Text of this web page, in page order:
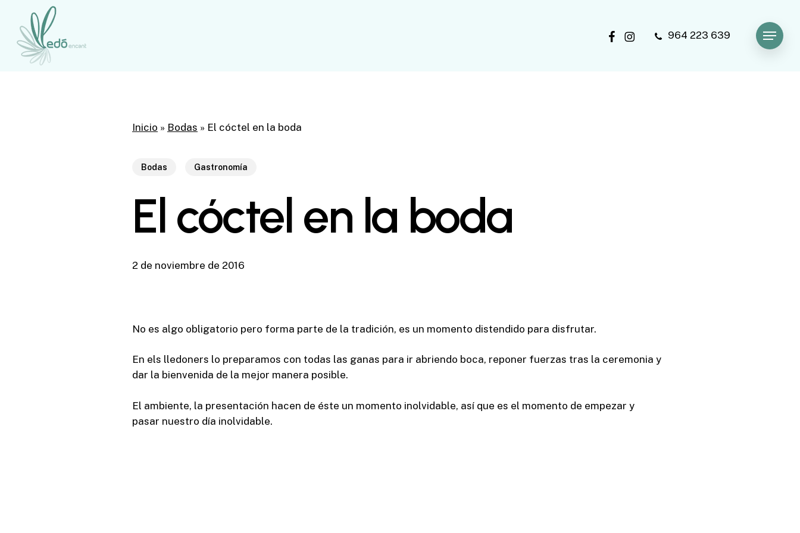
main
content
facebookinstagram 964 223 639 Menu
Inicio » Bodas » El cóctel en la boda
Bodas Gastronomía
El cóctel en la boda
2 de noviembre de 2016
No es algo obligatorio pero forma parte de la tradición, es un momento distendido para disfrutar.
En els lledoners lo preparamos con todas las ganas para ir abriendo boca, reponer fuerzas tras la ceremonia y
dar la bienvenida de la mejor manera posible.
El ambiente, la presentación hacen de éste un momento inolvidable, así que es el momento de empezar y
pasar nuestro día inolvidable.